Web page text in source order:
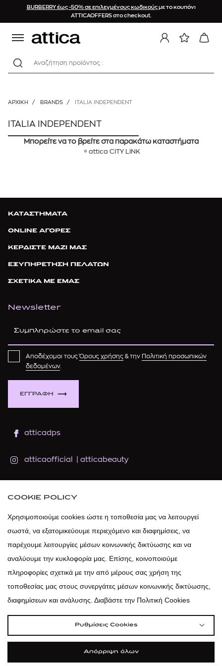
BURBERRY έως -50% σε επιλεγμένους κωδικούςμε το κουπόνι
ATTICAOFFERS στο checkout.
Αναζήτηση προϊόντος :
ΑΡΧΙΚΉ / BRANDS / ITALIA INDEPENDENT
ITALIA INDEPENDENT
Μπορείτε να το βρείτε στα παρακάτω καταστήματα
attica CITY LINK
ΚΑΤΑΣΤΗΜΑΤΑ
ONLINE ΑΓΟΡΕΣ
ΚΕΡΔΙΣΤΕ ΜΑΖΙ ΜΑΣ
ΕΞΥΠΗΡΕΤΗΣΗ ΠΕΛΑΤΩΝ
ΣΧΕΤΙΚΑ ΜΕ ΕΜΑΣ
Newsletter
ΕΓΓΡΑΦΗ
Αποδέχομαι τουςΌρους χρήσης & την Πολιτική προσωπικών
δεδομένων.
atticadps
atticaofficial atticabeauty
atticadps
Πολιτική Cookies | Κώδικας Δεοντολογίας
Προστασία Προσωπικών Δεδομένων
COOKIE POLICY
Χρησιμοποιούμε cookies ώστε η τοποθεσία μας να λειτουργεί
σωστά, να εξατομικεύουμε περιεχόμενο και διαφημίσεις, να
παρέχουμε λειτουργίες μέσων κοινωνικής δικτύωσης και να
αναλύουμε την κυκλοφορία μας. Επίσης, κοινοποιούμε
πληροφορίες σχετικά με την από μέρους σας χρήση της
τοποθεσίας μας στους συνεργάτες μέσων κοινωνικής δικτύωσης,
διαφημίσεων και ανάλυσης. Διαβάστε την Πολιτική Cookies
Ρυθμίσεις Cookies
Απόρριψη όλων